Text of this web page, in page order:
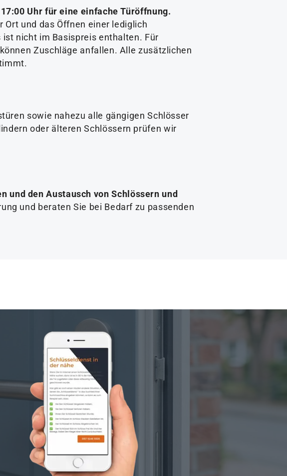
Uhr für eine einfache Türöffnung.
und das Öffnen einer lediglich
nicht im Basispreis enthalten. Für
Zuschläge anfallen. Alle zusätzlichen
sowie nahezu alle gängigen Schlösser
oder älteren Schlössern prüfen wir
und den Austausch von Schlössern und
und beraten Sie bei Bedarf zu passenden